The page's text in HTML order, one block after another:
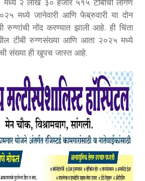
मध्ये जानेवारी आणि फेब्रुवारी या दोन
रुग्णांची नोंद करण्यात झाली आहे. ही चिंता
टीबी रुग्णसंख्या आणि आता २०२५ मध्ये
संख्या ही खूपच जास्त आहे.